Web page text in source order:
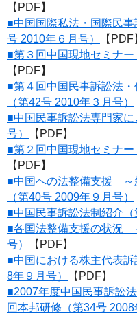
【PDF】
■中国国際私法・国際民
号 2010年６月号）
【PDF
■第３回中国現地セミナー
【PDF】
■第４回中国民事訴訟法
（第42号 2010年３月号）
■中国民事訴訟法専門家
号）
【PDF】
■第２回中国現地セミナー
【PDF】
■中国への法整備支援 ～
（第40号 2009年９月号）
■中国民事訴訟法制紹介（
■各国法整備支援の状況
号）
【PDF】
■中国における株主代表
8年９月号）
【PDF
■2007年度中国民事訴訟
回本邦研修（第34号 2008